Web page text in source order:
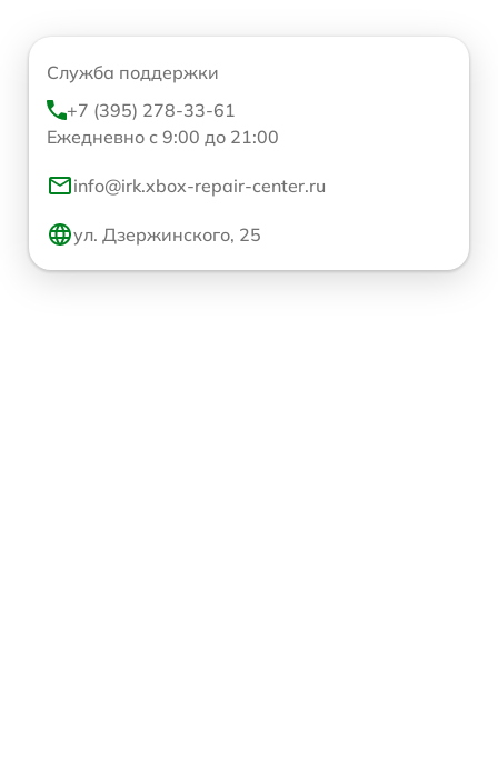
Служба поддержки
+7 (395) 278-33-61
Ежедневно с 9:00 до 21:00
info@irk.xbox-repair-center.ru
ул. Дзержинского, 25